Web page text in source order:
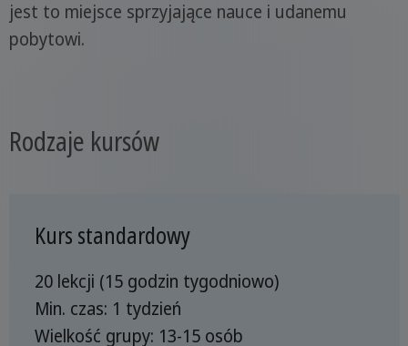
jest to miejsce sprzyjające nauce i udanemu
pobytowi.
Rodzaje kursów
Kurs standardowy
20 lekcji (15 godzin tygodniowo)
Min. czas: 1 tydzień
Wielkość grupy: 13-15 osób